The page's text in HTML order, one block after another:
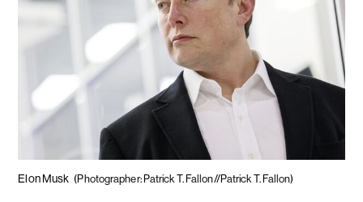
Elon Musk (Photographer: Patrick T. Fallon//Patrick T. Fallon)